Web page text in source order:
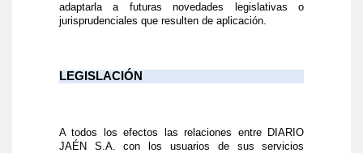
adaptarla a futuras novedades legislativas o
jurisprudenciales que resulten de aplicación.
LEGISLACIÓN
A todos los efectos las relaciones entre DIARIO
JAÉN S.A. con los usuarios de sus servicios